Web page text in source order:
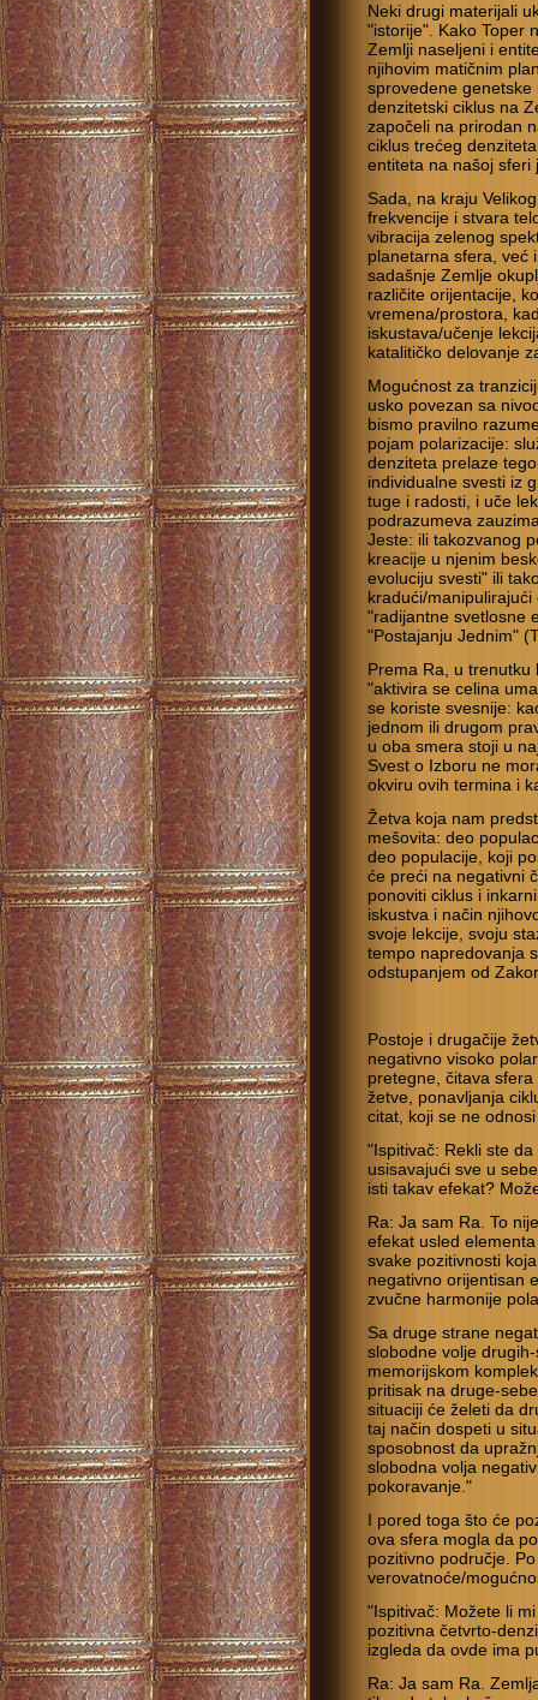
Neki drugi materijali
"istorije". Kako Toper
Zemlji naseljeni i
njihovim matičnim
sprovedene
denzitetski ciklus na
započeli na prirodan
ciklus trećeg
entiteta na našoj sferi
Sada, na kraju
frekvencije i stvara
vibracija zelenog
planetarna sfera, već
sadašnje Zemlje
različite orijentacije,
vremena/prostora,
iskustava/učenje
katalitičko delovanje
Mogućnost za
usko povezan sa
bismo pravilno
pojam polarizacije:
denziteta prelaze
individualne svesti iz
tuge i radosti, i uče
podrazumeva
Jeste: ili takozvanog
kreacije u njenim
evoluciju svesti" ili
kradući/
"radijantne svetlosne
"Postajanju Jednim"
Prema Ra, u
"aktivira se celina
se koriste svesnije:
jednom ili drugom
u oba smera stoji u
Svest o Izboru ne
okviru ovih termina i
Žetva koja nam
mešovita: deo
deo populacije, koji
će preći na negativni
ponoviti ciklus i
iskustva i način
svoje lekcije, svoju
tempo napredovanja
odstupanjem od
Postoje i drugačije
negativno visoko
pretegne, čitava
žetve, ponavljanja
citat, koji se ne
"Ispitivač: Rekli ste
usisavajući sve u
isti takav efekat?
Ra: Ja sam Ra. To
efekat usled
svake pozitivnosti
negativno orijentisan
zvučne harmonije
Sa druge strane
slobodne volje
memorijskom
pritisak na druge-
situaciji će želeti da
taj način dospeti u
sposobnost da
slobodna volja
pokoravanje."
I pored toga što će
ova sfera mogla da
pozitivno područje.
verovatnoće/
"Ispitivač: Možete li
pozitivna četvrto-
izgleda da ovde ima
Ra: Ja sam Ra.